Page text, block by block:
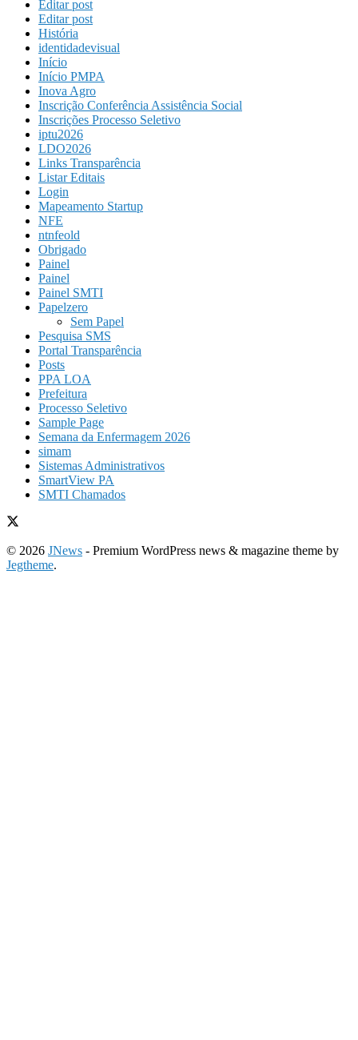
Editar post
Editar post
História
identidadevisual
Início
Início PMPA
Inova Agro
Inscrição Conferência Assistência Social
Inscrições Processo Seletivo
iptu2026
LDO2026
Links Transparência
Listar Editais
Login
Mapeamento Startup
NFE
ntnfeold
Obrigado
Painel
Painel
Painel SMTI
Papelzero
Sem Papel
Pesquisa SMS
Portal Transparência
Posts
PPA LOA
Prefeitura
Processo Seletivo
Sample Page
Semana da Enfermagem 2026
simam
Sistemas Administrativos
SmartView PA
SMTI Chamados
© 2026 JNews - Premium WordPress news & magazine theme by
Jegtheme.